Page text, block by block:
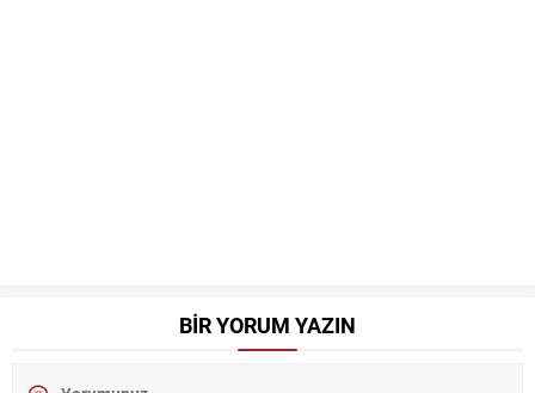
BİR YORUM YAZIN